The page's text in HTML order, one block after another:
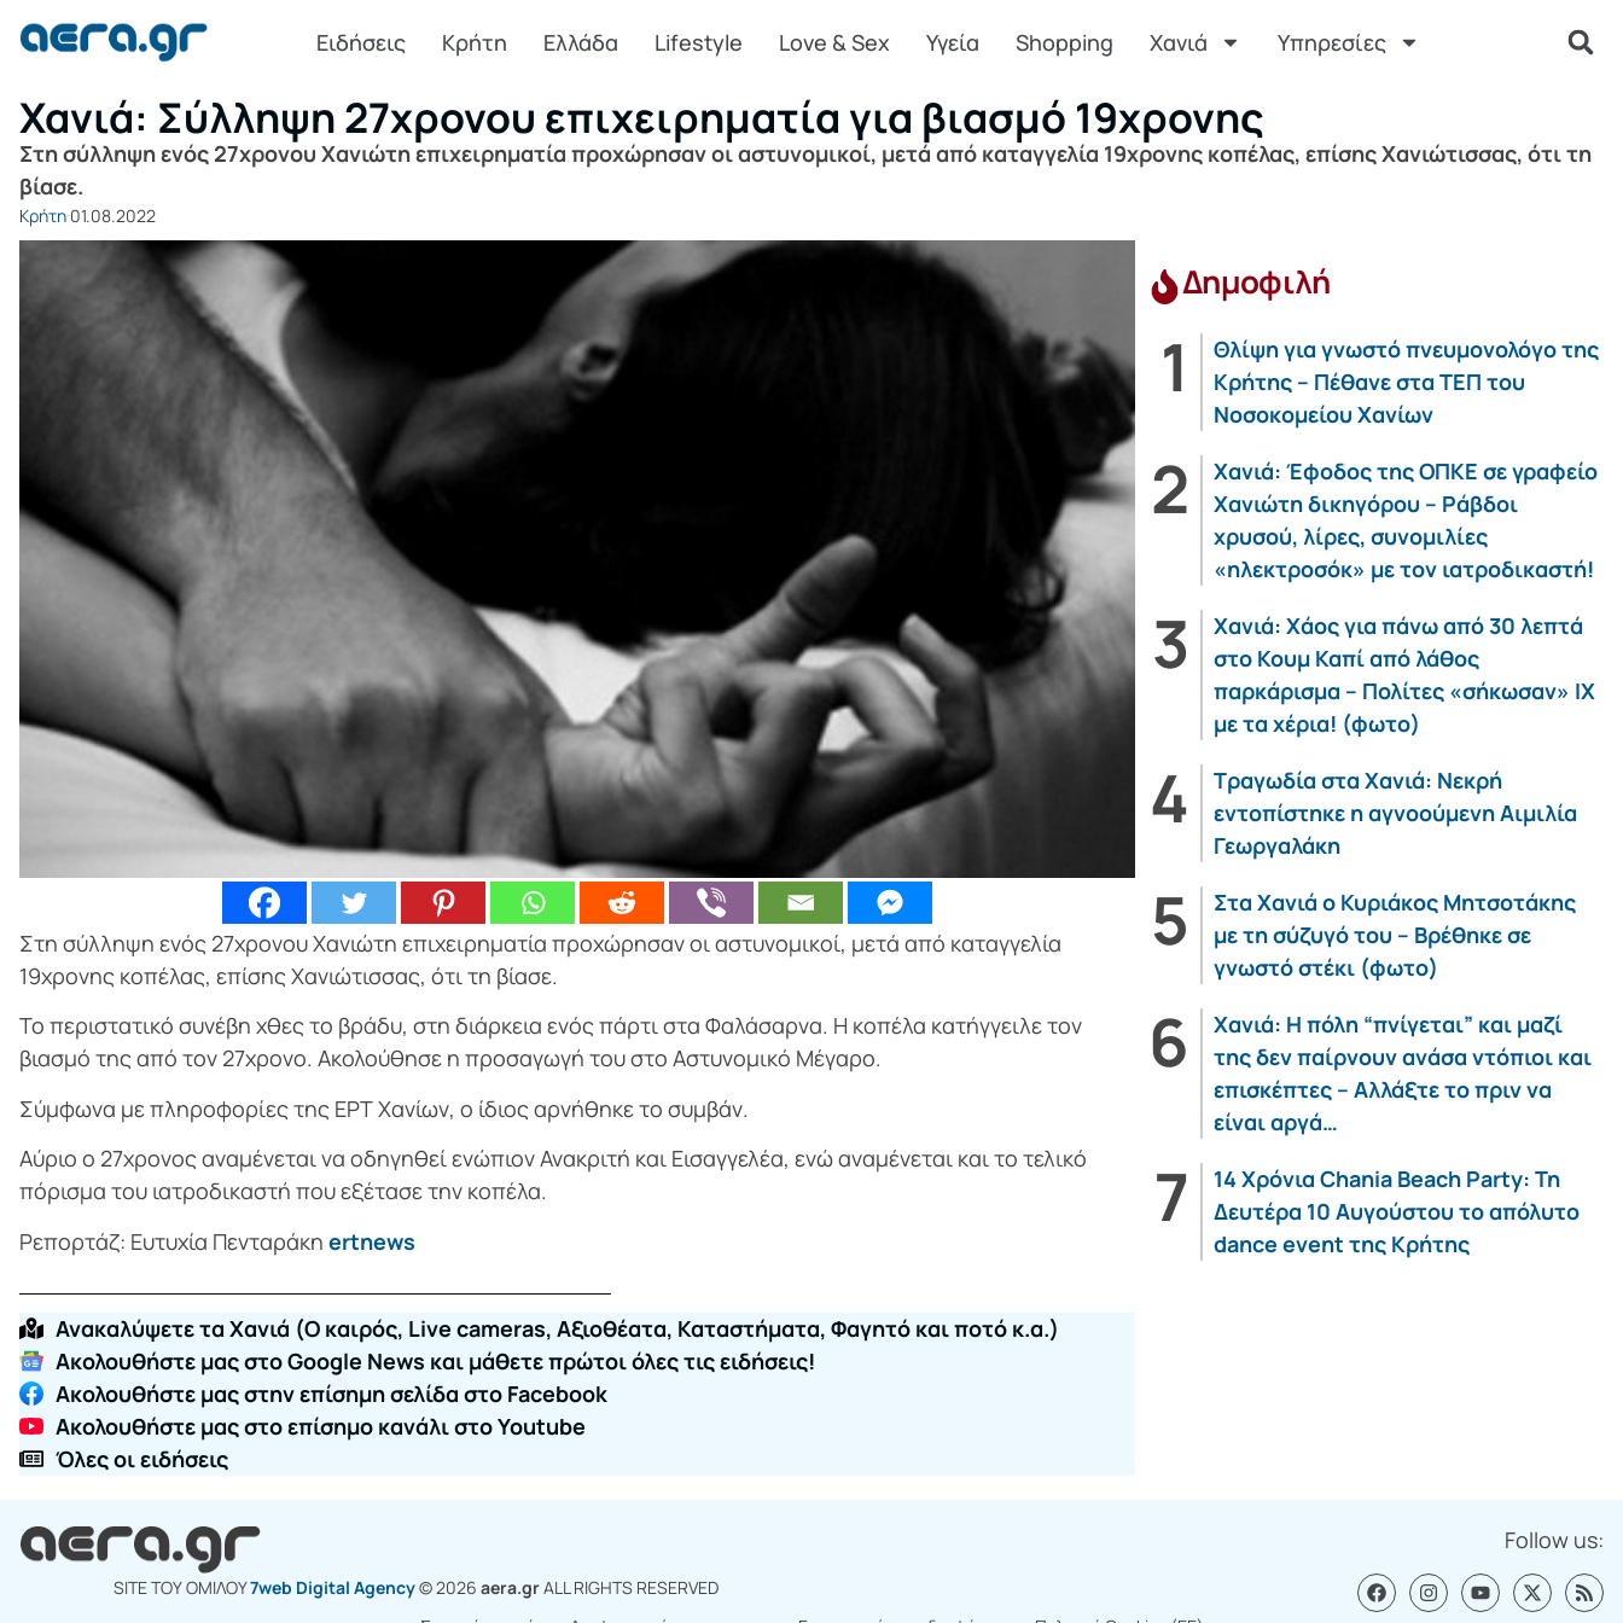
Ειδήσεις Κρήτη Ελλάδα Lifestyle Love & Sex Υγεία Shopping Χανιά Υπηρεσίες
Χανιά: Σύλληψη 27χρονου επιχειρηματία για βιασμό 19χρονης
Στη σύλληψη ενός 27χρονου Χανιώτη επιχειρηματία προχώρησαν οι αστυνομικοί, μετά από καταγγελία 19χρονης κοπέλας, επίσης Χανιώτισσας, ότι τη
βίασε.
Κρήτη 01.08.2022
Στη σύλληψη ενός 27χρονου Χανιώτη επιχειρηματία προχώρησαν οι αστυνομικοί, μετά από καταγγελία
19χρονης κοπέλας, επίσης Χανιώτισσας, ότι τη βίασε.
Το περιστατικό συνέβη χθες το βράδυ, στη διάρκεια ενός πάρτι στα Φαλάσαρνα. Η κοπέλα κατήγγειλε τον
βιασμό της από τον 27χρονο. Ακολούθησε η προσαγωγή του στο Αστυνομικό Μέγαρο.
Σύμφωνα με πληροφορίες της ΕΡΤ Χανίων, ο ίδιος αρνήθηκε το συμβάν.
Αύριο ο 27χρονος αναμένεται να οδηγηθεί ενώπιον Ανακριτή και Εισαγγελέα, ενώ αναμένεται και το τελικό
πόρισμα του ιατροδικαστή που εξέτασε την κοπέλα.
Ρεπορτάζ: Ευτυχία Πενταράκη ertnews
Ανακαλύψετε τα Χανιά (O καιρός, Live cameras, Αξιοθέατα, Καταστήματα, Φαγητό και ποτό κ.α.)
Ακολουθήστε μας στο Google News και μάθετε πρώτοι όλες τις ειδήσεις!
Ακολουθήστε μας στην επίσημη σελίδα στο Facebook
Ακολουθήστε μας στο επίσημο κανάλι στο Youtube
Όλες οι ειδήσεις
Δημοφιλή
Θλίψη για γνωστό πνευμονολόγο της
Κρήτης – Πέθανε στα ΤΕΠ του
Νοσοκομείου Χανίων
Χανιά: Έφοδος της ΟΠΚΕ σε γραφείο
Χανιώτη δικηγόρου – Ράβδοι
χρυσού, λίρες, συνομιλίες
«ηλεκτροσόκ» με τον ιατροδικαστή!
Χανιά: Χάος για πάνω από 30 λεπτά
στο Κουμ Καπί από λάθος
παρκάρισμα – Πολίτες «σήκωσαν» ΙΧ
με τα χέρια! (φωτο)
Τραγωδία στα Χανιά: Νεκρή
εντοπίστηκε η αγνοούμενη Αιμιλία
Γεωργαλάκη
Στα Χανιά ο Κυριάκος Μητσοτάκης
με τη σύζυγό του – Βρέθηκε σε
γνωστό στέκι (φωτο)
Χανιά: Η πόλη “πνίγεται” και μαζί
της δεν παίρνουν ανάσα ντόπιοι και
επισκέπτες – Αλλάξτε το πριν να
είναι αργά…
14 Χρόνια Chania Beach Party: Τη
Δευτέρα 10 Αυγούστου το απόλυτο
dance event της Κρήτης
SITE ΤΟΥ ΟΜΙΛΟY7web Digital Agency© 2026 aera.grALL RIGHTS RESERVED
Follow us: